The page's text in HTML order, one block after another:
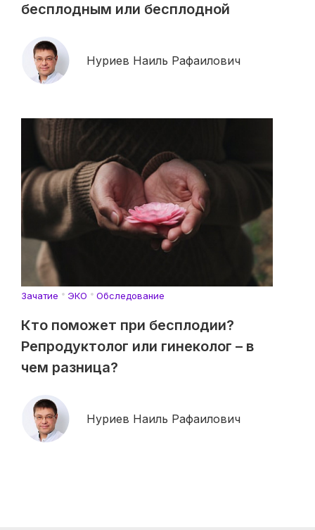
бесплодным или бесплодной
Нуриев Наиль Рафаилович
Зачатие ЭКО Обследование
Кто поможет при бесплодии?
Репродуктолог или гинеколог – в
чем разница?
Нуриев Наиль Рафаилович